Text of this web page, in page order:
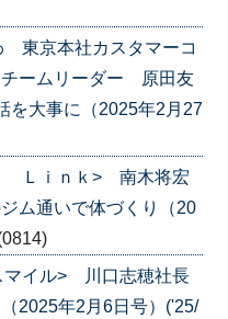
東京本社カスタマーコ
チームリーダー 原田友
大事に（2025年2月27
Ｌｉｎｋ> 南木将宏
ム通いで体づくり（20
マイル> 川口志穂社長
2025年2月6日号）('25/